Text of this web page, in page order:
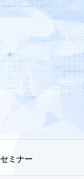
セミナー